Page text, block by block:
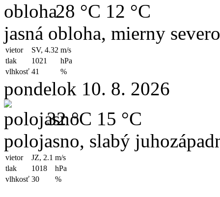
28 °C 12 °C
jasná obloha, mierny
vietor SV, 4.32 m/s
tlak
1021
hPa
vlhkosť 41 %
pondelok 10. 8. 2026
32 °C 15 °C
polojasno, slabý
vietor JZ, 2.1 m/s
tlak
1018
hPa
vlhkosť 30 %